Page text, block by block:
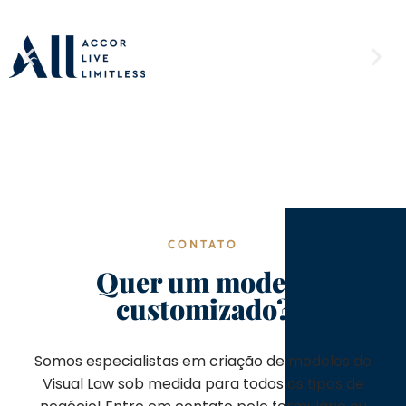
CONTATO
Quer um modelo
customizado?
Somos especialistas em criação de modelos de
Visual Law sob medida para todos os tipos de